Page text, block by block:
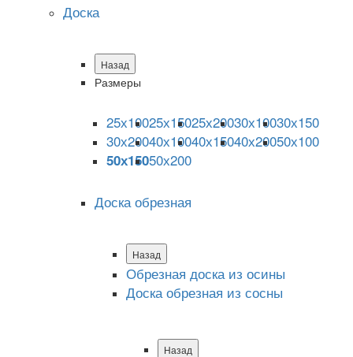
Доска
Назад
Размеры
25х10025х15025х20030х10030х150
30х20040х10040х15040х20050х100
50х15050х200
Доска обрезная
Назад
Обрезная доска из осины
Доска обрезная из сосны
Назад